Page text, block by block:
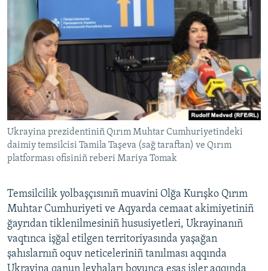
Ukrayina prezidentiniñ Qırım Muhtar Cumhuriyetindeki
daimiy temsilcisi Tamila Taşeva (sağ taraftan) ve Qırım
platforması ofisiniñ reberi Mariya Tomak
Temsilcilik yolbaşçısınıñ muavini Olğa Kurışko Qırım
Muhtar Cumhuriyeti ve Aqyarda cemaat akimiyetiniñ
ğayrıdan tiklenilmesiniñ hususiyetleri, Ukrayinanıñ
vaqtınca işğal etilgen territoriyasında yaşağan
şahıslarnıñ oquv neticeleriniñ tanılması aqqında